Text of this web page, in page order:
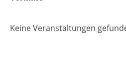
Keine Veranstaltungen